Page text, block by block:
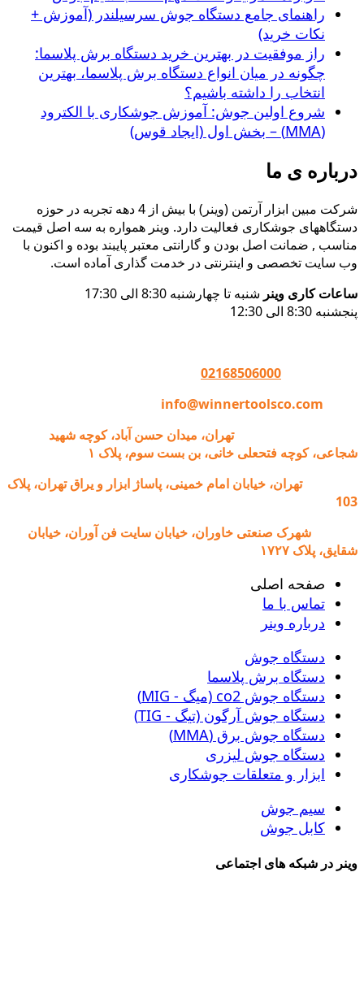
راهنمای جامع دستگاه جوش سرسیلندر (آموزش +
نکات خرید)
راز موفقیت در بهترین خرید دستگاه برش پلاسما:
چگونه در میان انواع دستگاه برش پلاسما، بهترین
انتخاب را داشته باشیم؟
شروع اولین جوش: آموزش جوشکاری با الکترود
(MMA) – بخش اول (ایجاد قوس)
درباره ی ما
شرکت مبین ابزار آرتمن (وینر) با بیش از 4 دهه تجربه در حوزه
دستگاههای جوشکاری فعالیت دارد. وینر همواره به سه اصل قیمت
مناسب , ضمانت اصل بودن و گارانتی معتبر پایبند بوده و اکنون با
وب سایت تخصصی و اینترنتی در خدمت گذاری آماده است.
ساعات کاری وینر شنبه تا چهارشنبه 8:30 الی 17:30
پنجشنبه 8:30 الی 12:30
02168506000
info@winnertoolsco.com
تهران، میدان حسن آباد، کوچه شهید
شجاعی، کوچه فتحعلی خانی، بن بست سوم، پلاک ۱
تهران، خیابان امام خمینی، پاساژ ابزار و یراق تهران، پلاک
103
شهرک صنعتی خاوران، خیابان سایت فن آوران، خیابان
شقایق، پلاک ۱۷۲۷
صفحه اصلی
تماس با ما
درباره وینر
دستگاه جوش
دستگاه برش پلاسما
دستگاه جوش co2 (میگ - MIG)
دستگاه جوش آرگون (تیگ - TIG)
دستگاه جوش برق (MMA)
دستگاه جوش لیزری
ابزار و متعلقات جوشکاری
سیم جوش
کابل جوش
وینر در شبکه های اجتماعی